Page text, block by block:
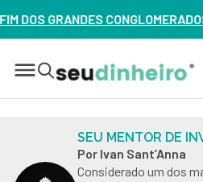
NO BRASIL? VEJA ERROS
SEU MENTOR DE
Por Ivan Sant’Anna
Considerado um dos